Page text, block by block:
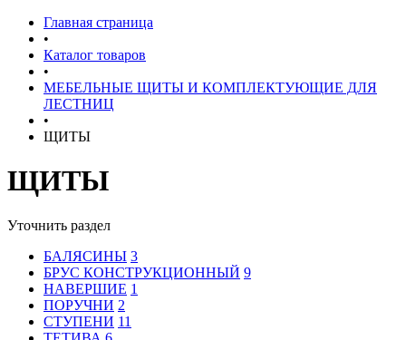
Главная страница
•
Каталог товаров
•
МЕБЕЛЬНЫЕ ЩИТЫ И КОМПЛЕКТУЮЩИЕ ДЛЯ
ЛЕСТНИЦ
•
ЩИТЫ
ЩИТЫ
Уточнить раздел
БАЛЯСИНЫ 3
БРУС КОНСТРУКЦИОННЫЙ 9
НАВЕРШИЕ 1
ПОРУЧНИ 2
СТУПЕНИ 11